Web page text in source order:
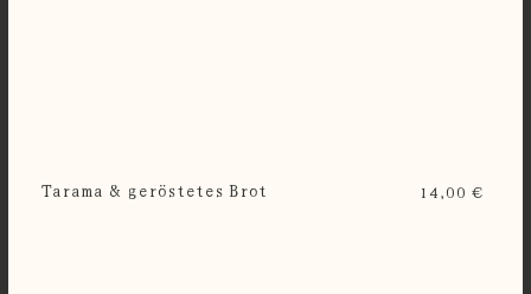
Tarama & geröstetes Brot 14,00 €